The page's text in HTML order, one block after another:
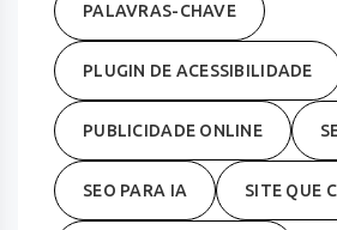
PALAVRAS-CHAVE
PLUGIN DE ACESSIBILIDADE
PUBLICIDADE ONLINE
SEO PARA IA SITE QUE